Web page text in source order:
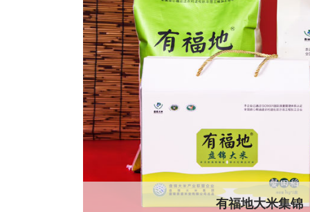
有福地大米集锦